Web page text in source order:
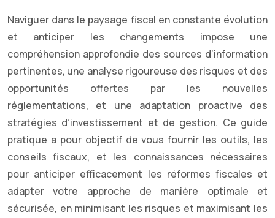
Naviguer dans le paysage fiscal en constante évolution
et anticiper les changements impose une
compréhension approfondie des sources d’information
pertinentes, une analyse rigoureuse des risques et des
opportunités offertes par les nouvelles
réglementations, et une adaptation proactive des
stratégies d’investissement et de gestion. Ce guide
pratique a pour objectif de vous fournir les outils, les
conseils fiscaux, et les connaissances nécessaires
pour anticiper efficacement les réformes fiscales et
adapter votre approche de manière optimale et
sécurisée, en minimisant les risques et maximisant les